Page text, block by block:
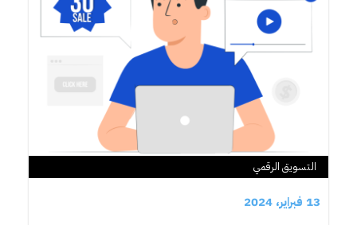
التسويق الرقمي
13 فبراير، 2024